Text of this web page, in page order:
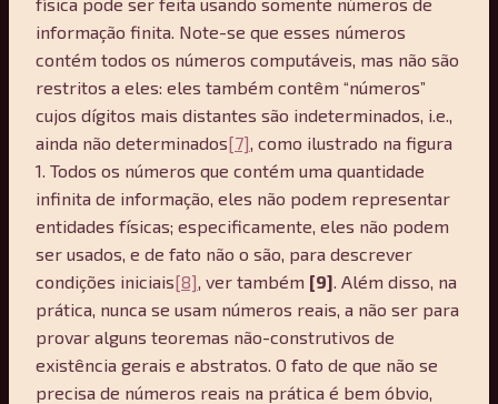
informação finita. Note-se que esses números
contém todos os números computáveis, mas não são
restritos a eles: eles também contêm “números”
cujos dígitos mais distantes são indeterminados, i.e.,
ainda não determinados[7] , como ilustrado na figura
1. Todos os números que contém uma quantidade
infinita de informação, eles não podem representar
entidades físicas; especificamente, eles não podem
ser usados, e de fato não o são, para descrever
condições iniciais[8] , ver também [9] . Além disso, na
prática, nunca se usam números reais, a não ser para
provar alguns teoremas não-construtivos de
existência gerais e abstratos. O fato de que não se
precisa de números reais na prática é bem óbvio,